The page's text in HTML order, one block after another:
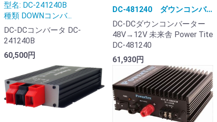
型名: DC-241240B
種類 DOWNコンバ...
DC-DCコンバータ DC-
241240B
60,500円
DC-481240 ダウンコンバ...
DC-DCダウンコンバーター
48V→12V 未来舎 Power Tite
DC-481240
61,930円